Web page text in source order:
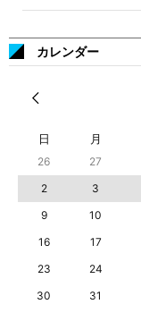
カレンダー
日 月
26 27
2
3
9
10
16
17
23
24
30
31